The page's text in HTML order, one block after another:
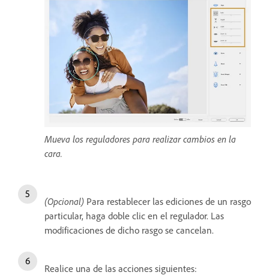
Mueva los reguladores para realizar cambios en la
cara.
(Opcional) Para restablecer las ediciones de un rasgo
particular, haga doble clic en el regulador. Las
modificaciones de dicho rasgo se cancelan.
Realice una de las acciones siguientes: